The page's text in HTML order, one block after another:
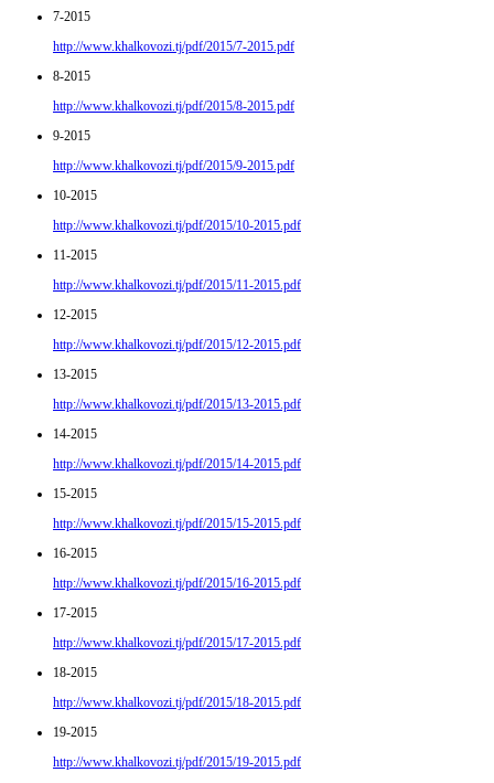
7-2015
http://www.khalkovozi.tj/pdf/2015/7-2015.pdf
8-2015
http://www.khalkovozi.tj/pdf/2015/8-2015.pdf
9-2015
http://www.khalkovozi.tj/pdf/2015/9-2015.pdf
10-2015
http://www.khalkovozi.tj/pdf/2015/10-2015.pdf
11-2015
http://www.khalkovozi.tj/pdf/2015/11-2015.pdf
12-2015
http://www.khalkovozi.tj/pdf/2015/12-2015.pdf
13-2015
http://www.khalkovozi.tj/pdf/2015/13-2015.pdf
14-2015
http://www.khalkovozi.tj/pdf/2015/14-2015.pdf
15-2015
http://www.khalkovozi.tj/pdf/2015/15-2015.pdf
16-2015
http://www.khalkovozi.tj/pdf/2015/16-2015.pdf
17-2015
http://www.khalkovozi.tj/pdf/2015/17-2015.pdf
18-2015
http://www.khalkovozi.tj/pdf/2015/18-2015.pdf
19-2015
http://www.khalkovozi.tj/pdf/2015/19-2015.pdf